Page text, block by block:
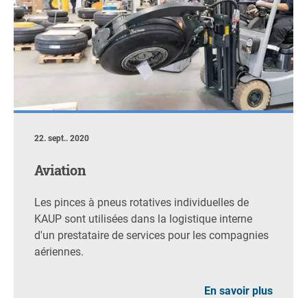
22. sept.. 2020
Aviation
Les pinces à pneus rotatives individuelles de
KAUP sont utilisées dans la logistique interne
d'un prestataire de services pour les compagnies
aériennes.
En savoir plus